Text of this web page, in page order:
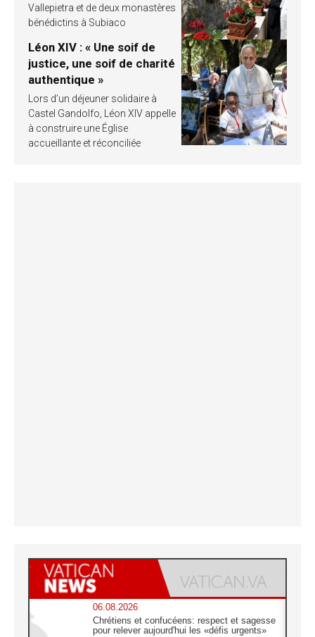
Vallepietra et de deux monastères
bénédictins à Subiaco
Léon XIV : « Une soif de
justice, une soif de charité
authentique »
Lors d’un déjeuner solidaire à
Castel Gandolfo, Léon XIV appelle
à construire une Église
accueillante et réconciliée
06.08.2026
Chrétiens et confucéens: respect et sagesse
pour relever aujourd'hui les «défis urgents»